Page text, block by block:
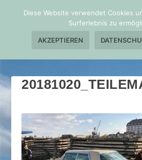
Diese Website verwendet Cookies
Surferlebnis zu
AKZEPTIEREN